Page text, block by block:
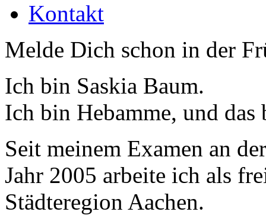
Kontakt
Melde Dich schon in der
Ich bin Saskia Baum.
Ich bin Hebamme, und das
Seit meinem Examen an
Jahr 2005 arbeite ich als
Städteregion Aachen.